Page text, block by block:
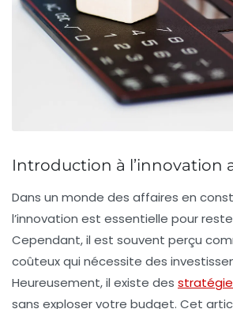
Introduction à l’innovation
Dans un monde des affaires en
l’innovation est essentielle pour
Cependant, il est souvent perçu
coûteux qui nécessite des
Heureusement, il existe des
sans exploser votre budget. Cet